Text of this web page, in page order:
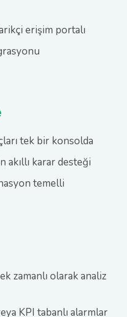
erişim portalı
tek bir konsolda
karar desteği
temelli
zamanlı olarak analiz
KPI tabanlı alarmlar